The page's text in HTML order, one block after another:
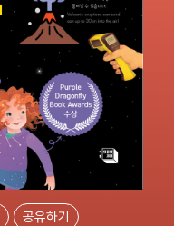
공유하기